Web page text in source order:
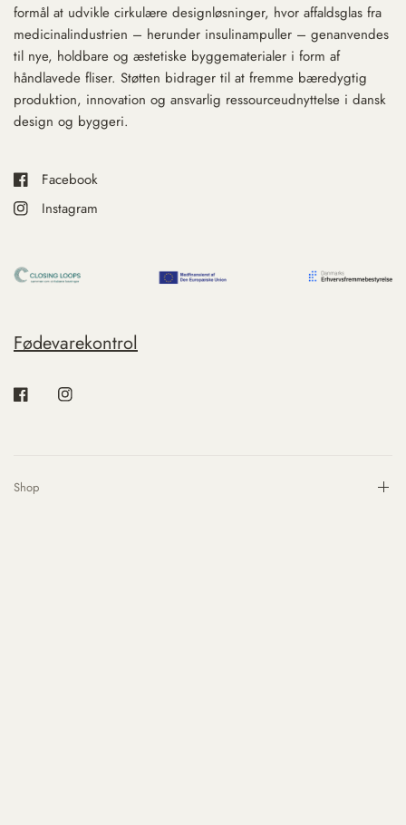
formål at udvikle cirkulære designløsninger, hvor affaldsglas fra
medicinalindustrien – herunder insulinampuller – genanvendes
til nye, holdbare og æstetiske byggematerialer i form af
håndlavede fliser. Støtten bidrager til at fremme bæredygtig
produktion, innovation og ansvarlig ressourceudnyttelse i dansk
design og byggeri.
Facebook
Instagram
Fødevarekontrol
Shop